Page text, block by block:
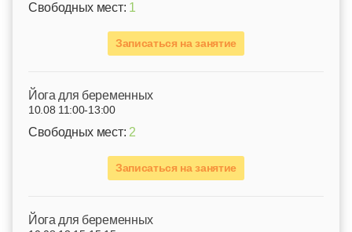
Свободных мест: 1
Записаться на занятие
Йога для беременных
10.08 11:00-13:00
Свободных мест: 2
Записаться на занятие
Йога для беременных